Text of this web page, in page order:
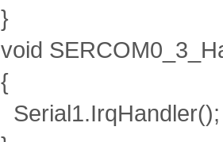
}
void
{
Serial1.IrqHandler();